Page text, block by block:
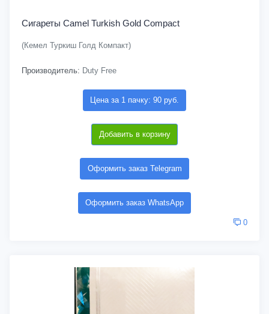
Сигареты Camel Turkish Gold Compact
(Кемел Туркиш Голд Компакт)
Производитель: Duty Free
Цена за 1 пачку: 90 руб.
Добавить в корзину
Оформить заказ Telegram
Оформить заказ WhatsApp
0